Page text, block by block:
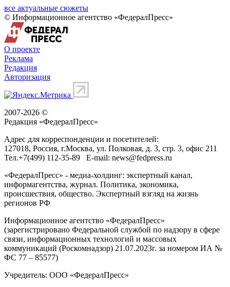
все актуальные сюжеты
© Информационное агентство «ФедералПресс»
О проекте
Реклама
Редакция
Авторизация
2007-2026 ©
Редакция «ФедералПресс»
Адрес для корреспонденции и посетителей:
127018, Россия, г.Москва, ул. Полковая, д. 3, стр. 3, офис 211
Тел.+7(499) 112-35-89 E-mail: news@fedpress.ru
«ФедералПресс» - медиа-холдинг: экспертный канал,
информагентства, журнал. Политика, экономика,
происшествия, общество. Экспертный взгляд на жизнь
регионов РФ
Информационное агентство «ФедералПресс»
(зарегистрировано Федеральной службой по надзору в сфере
связи, информационных технологий и массовых
коммуникаций (Роскомнадзор) 21.07.2023г. за номером ИА №
ФС 77 – 85577)
Учредитель: ООО «ФедералПресс»